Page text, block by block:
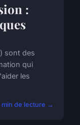
:
sont des
qui
les
min de lecture →